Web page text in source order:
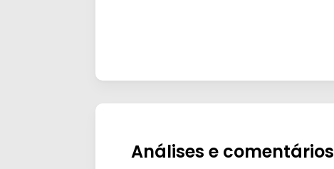
Análises e comentários